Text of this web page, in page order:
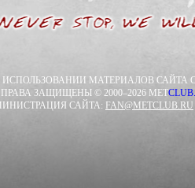
ИСПОЛЬЗОВАНИИ МАТЕРИАЛОВ САЙТА
ПРАВА ЗАЩИЩЕНЫ © 2000–2026 METCLUB.
САЙТА: FAN@METCLUB.RU